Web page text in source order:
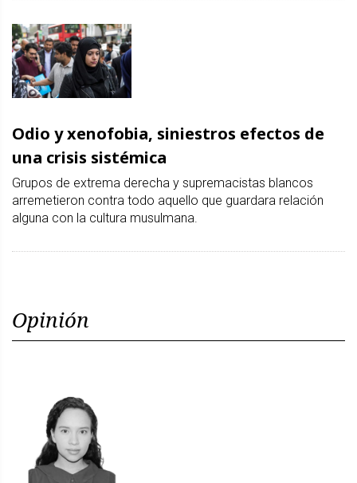
Odio y xenofobia, siniestros efectos de
una crisis sistémica
Grupos de extrema derecha y supremacistas blancos
arremetieron contra todo aquello que guardara relación
alguna con la cultura musulmana.
Opinión